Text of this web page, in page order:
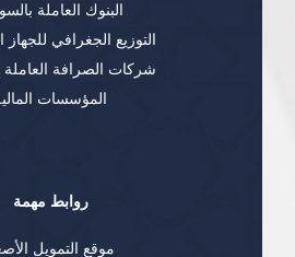
البنوك العاملة
التوزيع الجغرافي
شركات الصرافة العاملة
المؤسسات
روابط مهمة
موقع التمويل